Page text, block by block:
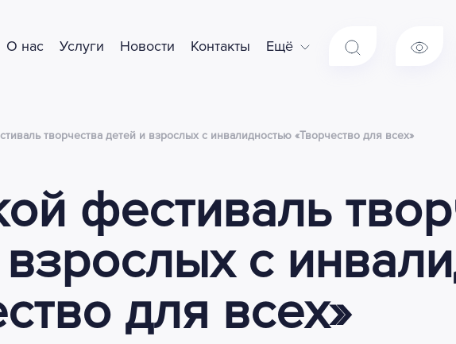
О нас Услуги Новости Контакты Ещё
творчества детей и взрослых с инвалидностью «Творчество для всех»
фестиваль
с
для всех»